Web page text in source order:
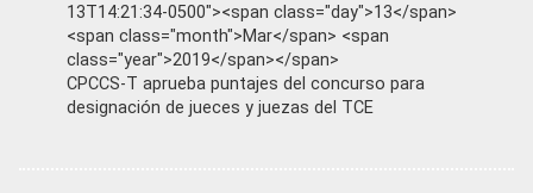
13T14:21:34-0500"><span class="day">13</span>
<span class="month">Mar</span> <span
class="year">2019</span></span>
CPCCS-T aprueba puntajes del concurso para
designación de jueces y juezas del TCE